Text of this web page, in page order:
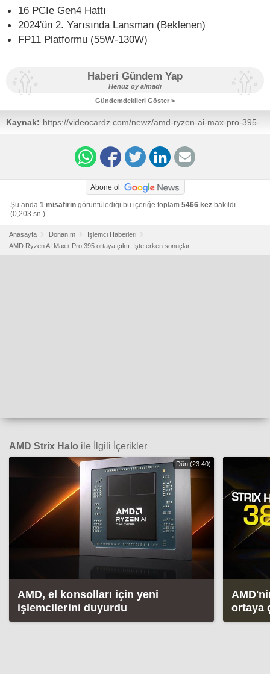
16 PCIe Gen4 Hattı
2024'ün 2. Yarısında Lansman (Beklenen)
FP11 Platformu (55W-130W)
Haberi Gündem Yap
Henüz oy almadı
Gündemdekileri Göster >
Kaynak: https://videocardz.com/newz/amd-ryzen-ai-max-pro-395-
strix-halo-apu-with-raden-8060s-graphics-leaks-out
Abone ol
Şu anda 1 misafirin görüntülediği bu içeriğe toplam 5466 kez bakıldı.
(0,203 sn.)
Anasayfa Donanım
İşlemci Haberleri
AMD Ryzen AI Max+ Pro 395 ortaya çıktı: İşte erken sonuçlar
AMD Strix Halo ile İlgili İçerikler
Dün (23:40)
AMD, el konsolları için yeni
işlemcilerini duyurdu
ortaya